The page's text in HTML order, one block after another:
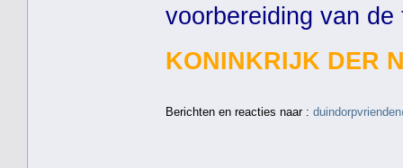
voorbereiding van
KONINKRIJK DER
Berichten en reacties naar :